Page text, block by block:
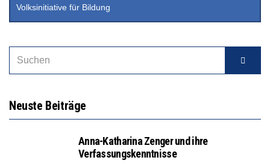
Volksinitiative für Bildung
Neuste Beiträge
Anna-Katharina Zenger und ihre
Verfassungskenntnisse